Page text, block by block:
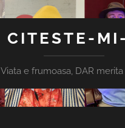
CITESTE-
Viata e frumoasa, DAR merita